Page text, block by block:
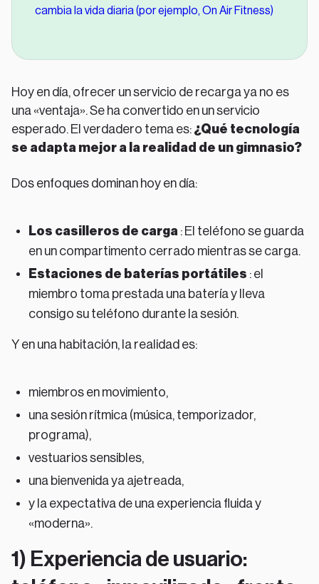
cambia la vida diaria (por ejemplo, On Air Fitness)
Hoy en día, ofrecer un servicio de recarga ya no es
una «ventaja». Se ha convertido en un servicio
esperado. El verdadero tema es: ¿Qué tecnología
se adapta mejor a la realidad de un gimnasio?
Dos enfoques dominan hoy en día:
Los casilleros de carga : El teléfono se guarda
en un compartimento cerrado mientras se carga.
Estaciones de baterías portátiles : el
miembro toma prestada una batería y lleva
consigo su teléfono durante la sesión.
Y en una habitación, la realidad es:
miembros en movimiento,
una sesión rítmica (música, temporizador,
programa),
vestuarios sensibles,
una bienvenida ya ajetreada,
y la expectativa de una experiencia fluida y
«moderna».
1) Experiencia de usuario: